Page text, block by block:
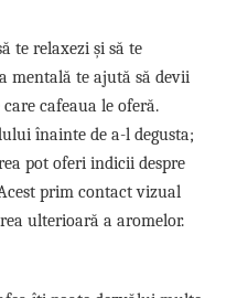
te relaxezi și să te
mentală te ajută să devii
cafeaua le oferă.
înainte de a-l degusta;
pot oferi indicii despre
prim contact vizual
ulterioară a aromelor.